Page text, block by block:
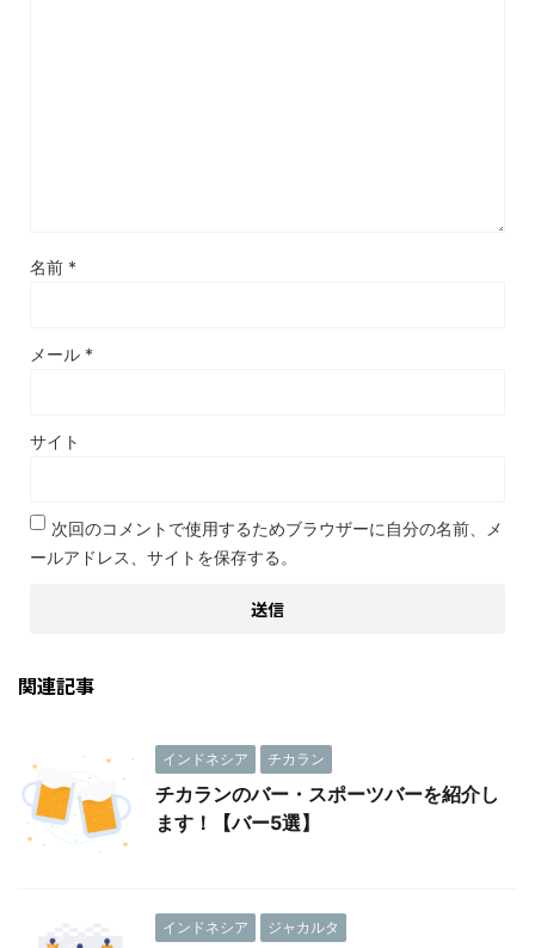
名前 *
メール *
サイト
次回のコメントで使用するためブラウザーに自分の名前、メ
ールアドレス、サイトを保存する。
関連記事
インドネシア チカラン
チカランのバー・スポーツバーを紹介し
ます！【バー5選】
インドネシア ジャカルタ